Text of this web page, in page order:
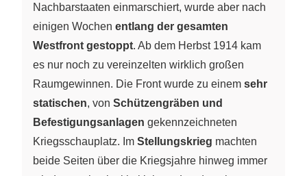
Nachbarstaaten einmarschiert, wurde aber nach
einigen Wochen entlang der gesamten
Westfront gestoppt. Ab dem Herbst 1914 kam
es nur noch zu vereinzelten wirklich großen
Raumgewinnen. Die Front wurde zu einem sehr
statischen, von Schützengräben und
Befestigungsanlagen gekennzeichneten
Kriegsschauplatz. Im Stellungskrieg machten
beide Seiten über die Kriegsjahre hinweg immer